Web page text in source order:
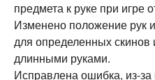
предмета к руке при игре
Изменено положение рук
для определенных скинов
длинными руками.
Исправлена ​​ошибка, из-за